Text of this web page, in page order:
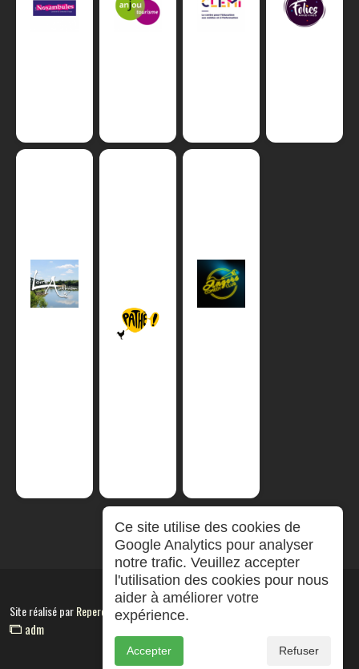
Site réalisé parRepereCom
adm
Ce site utilise des cookies de
Google Analytics pour analyser
notre trafic. Veuillez accepter
l'utilisation des cookies pour nous
aider à améliorer votre
expérience.
Accepter Refuser